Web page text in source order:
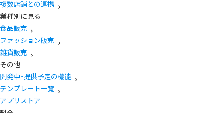
複数店舗との連携
業種別に見る
食品販売
ファッション販売
雑貨販売
その他
開発中・提供予定の機能
テンプレート一覧
アプリストア